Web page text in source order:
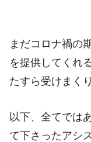
まだコロナ禍の
を提供してくれ
たすら受けまく
以下、全てでは
て下さったアシ